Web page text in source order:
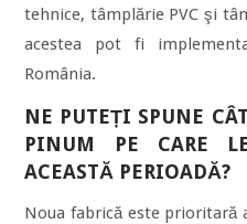
tehnice, tâmplărie PVC şi
acestea pot fi
România.
NE PUTEȚI SPUNE
PINUM PE CARE
ACEASTĂ PERIOADĂ?
Noua fabrică este prioritară